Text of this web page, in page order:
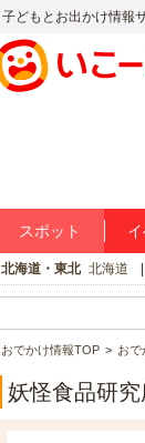
子どもとお出かけ情報
スポット
北海道・東北 北海道
おでかけ情報TOP おで
妖怪食品研